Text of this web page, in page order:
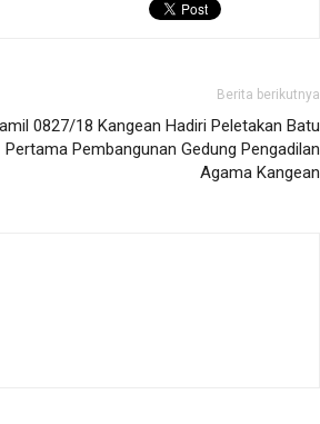
Berita berikutnya
0827/18 Kangean Hadiri Peletakan Batu
Pertama Pembangunan Gedung Pengadilan
Agama Kangean